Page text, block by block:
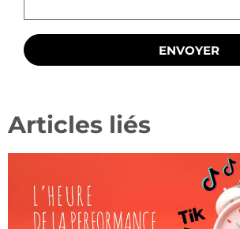
ENVOYER
Articles liés